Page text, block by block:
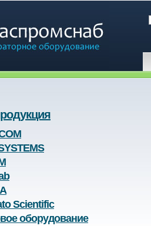
Scientific
оборудование